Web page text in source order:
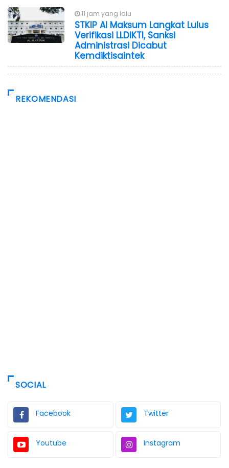
11 jam yang lalu
STKIP Al Maksum Langkat Lulus
Verifikasi LLDIKTI, Sanksi
Administrasi Dicabut
Kemdiktisaintek
REKOMENDASI
SOCIAL
Facebook Twitter
Youtube Instagram